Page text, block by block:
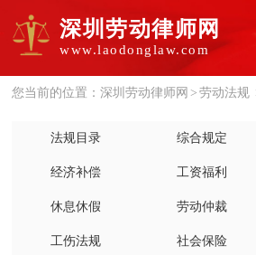
深圳劳动律师网
www.laodonglaw.com
您当前的位置：深圳劳动律师网 > 劳动法规
法规目录 综合规定
经济补偿 工资福利
休息休假 劳动仲裁
工伤法规 社会保险